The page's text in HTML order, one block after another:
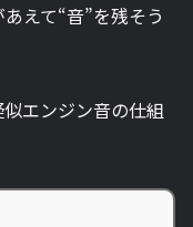
えて“音”を残そう
エンジン音の仕組